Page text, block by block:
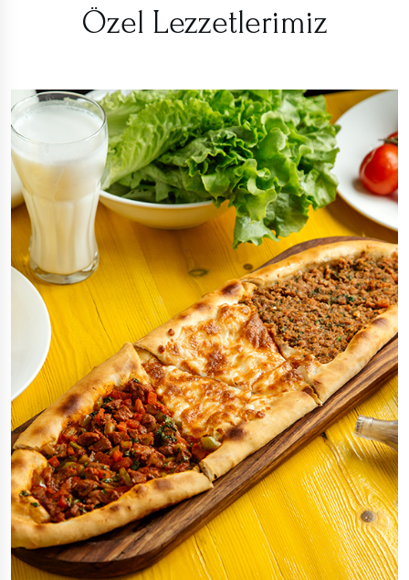
Özel Lezzetlerimiz